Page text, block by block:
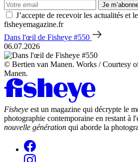
Je
J’accepte de recevoir les actualités et
fisheyemagazine.fr
Dans l'œil de Fisheye #550
06.07.2026
© Bertien van Manen. Works / Courtesy
Manen.
Fisheye est un magazine qui décrypte le
photographie contemporaine en restant à
nouvelle génération qui aborde la